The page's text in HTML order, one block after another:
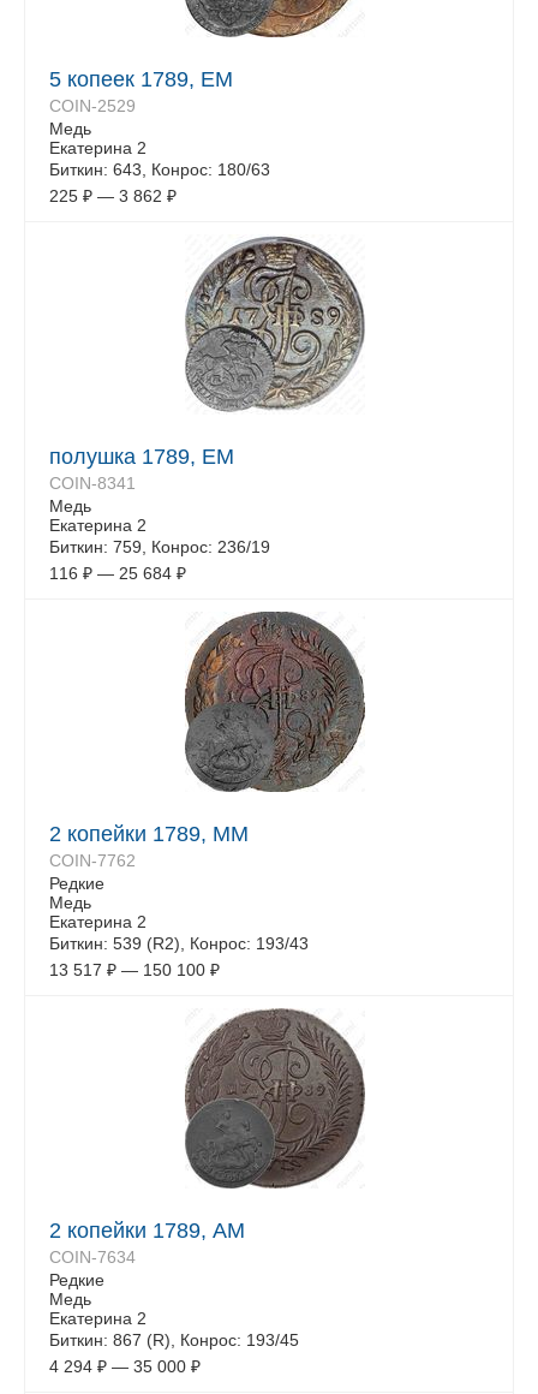
5 копеек 1789, ЕМ
COIN-2529
Медь
Екатерина 2
Биткин: 643, Конрос: 180/63
225 ₽ — 3 862 ₽
полушка 1789, ЕМ
COIN-8341
Медь
Екатерина 2
Биткин: 759, Конрос: 236/19
116 ₽ — 25 684 ₽
2 копейки 1789, ММ
COIN-7762
Редкие
Медь
Екатерина 2
Биткин: 539 (R2), Конрос: 193/43
13 517 ₽ — 150 100 ₽
2 копейки 1789, АМ
COIN-7634
Редкие
Медь
Екатерина 2
Биткин: 867 (R), Конрос: 193/45
4 294 ₽ — 35 000 ₽